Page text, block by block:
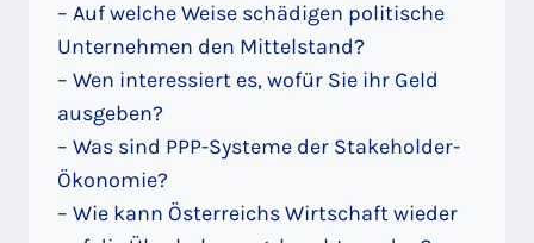
– Auf welche Weise schädigen politische
Unternehmen den Mittelstand?
– Wen interessiert es, wofür Sie ihr Geld
ausgeben?
– Was sind PPP-Systeme der Stakeholder-
Ökonomie?
– Wie kann Österreichs Wirtschaft wieder